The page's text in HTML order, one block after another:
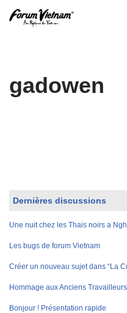
gadowen
Dernières discussions
Une nuit chez les Thais noirs a
Les bugs de forum Vietnam
Créer un nouveau sujet dans “La
Hommage aux Anciens
Bonjour ! Présentation rapide